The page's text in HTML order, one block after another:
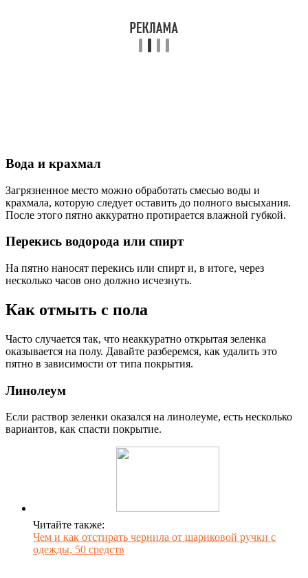
Вода и крахмал
Загрязненное место можно обработать смесью воды и
крахмала, которую следует оставить до полного высыхания.
После этого пятно аккуратно протирается влажной губкой.
Перекись водорода или спирт
На пятно наносят перекись или спирт и, в итоге, через
несколько часов оно должно исчезнуть.
Как отмыть с пола
Часто случается так, что неаккуратно открытая зеленка
оказывается на полу. Давайте разберемся, как удалить это
пятно в зависимости от типа покрытия.
Линолеум
Если раствор зеленки оказался на линолеуме, есть несколько
вариантов, как спасти покрытие.
Читайте также:
Чем и как отстирать чернила от шариковой ручки с
одежды, 50 средств